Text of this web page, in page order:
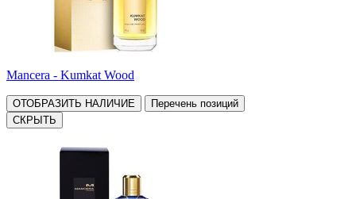
Mancera - Kumkat Wood
ОТОБРАЗИТЬ НАЛИЧИЕ
Перечень позиций
СКРЫТЬ